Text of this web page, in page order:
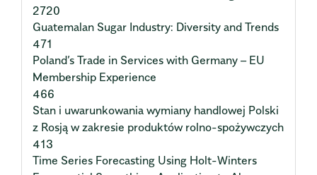
2720
Guatemalan Sugar Industry: Diversity and Trends
471
Poland’s Trade in Services with Germany – EU
Membership Experience
466
Stan i uwarunkowania wymiany handlowej Polski
z Rosją w zakresie produktów rolno-spożywczych
413
Time Series Forecasting Using Holt-Winters